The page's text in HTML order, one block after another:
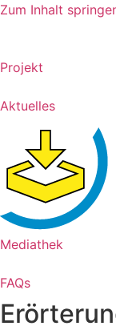
Zum Inhalt
Projekt
Aktuelles
Mediathek
FAQs